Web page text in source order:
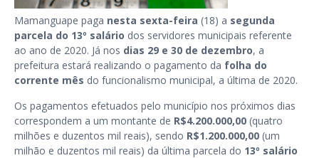
Mamanguape paga nesta sexta-feira (18) a segunda
parcela do 13º salário dos servidores municipais referente
ao ano de 2020. Já nos dias 29 e 30 de dezembro, a
prefeitura estará realizando o pagamento da folha do
corrente mês do funcionalismo municipal, a última de 2020.
Os pagamentos efetuados pelo município nos próximos dias
correspondem a um montante de R$4.200.000,00 (quatro
milhões e duzentos mil reais), sendo R$1.200.000,00 (um
milhão e duzentos mil reais) da última parcela do 13º salário